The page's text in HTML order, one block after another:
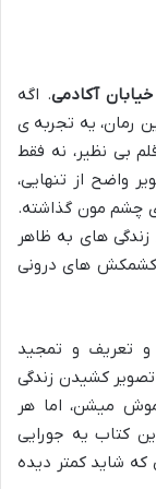
خیابان آکادمی. اگه
رمان، یه تجربه ی
بی نظیر، نه فقط
واضح از تنهایی،
چشم مون گذاشته.
های به ظاهر
کشمکش های درونی
و تعریف و تمجید
کشیدن زندگی
میشن، اما هر
کتاب یه جورایی
که شاید کمتر دیده